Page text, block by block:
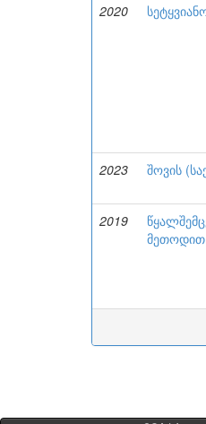
2020
2023
შოვის
2019
მეთოდით